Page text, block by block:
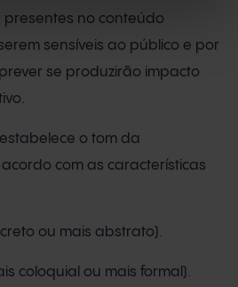
presentes no conteúdo
sensíveis ao público e por
se produzirão impacto
o tom da
com as características
ou mais abstrato).
coloquial ou mais formal).